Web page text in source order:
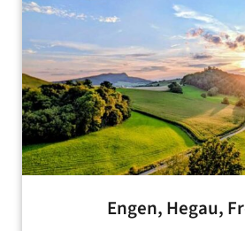
Engen, Hegau,